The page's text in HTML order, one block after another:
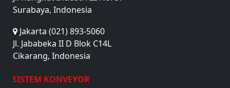
Surabaya, Indonesia
Jakarta (021) 893-5060
Jl. Jababeka II D Blok C14L
Cikarang, Indonesia
SISTEM KONVEYOR